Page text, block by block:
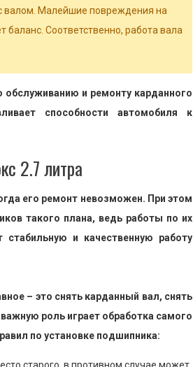
валом. Малейшие повреждения на
баланс. Соответственно, работа вала
и ремонту карданного
способности автомобиля к
2.7 литра
его ремонт невозможен. При этом
такого плана, ведь работы по их
и качественную работу
– это снять карданный вал, снять
роль играет обработка самого
по установке подшипника:
старого, в противном случае может